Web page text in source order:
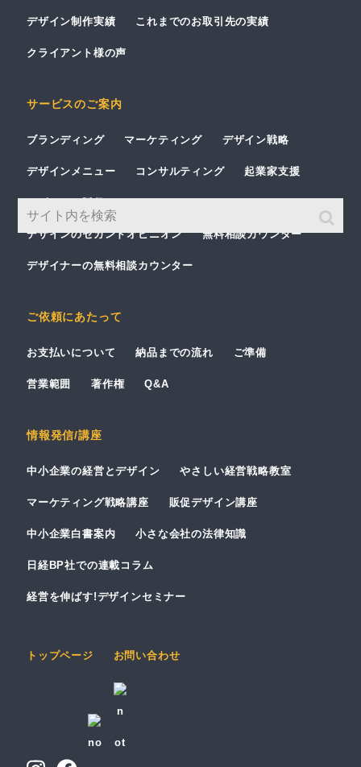
デザイン制作実績 これまでのお取引先の実績
クライアント様の声
サービスのご案内
ブランディング マーケティング デザイン戦略
デザインメニュー コンサルティング 起業家支援
デザインのセカンドオピニオン 無料相談カウンター
デザイナーの無料相談カウンター
ご依頼にあたって
お支払いについて 納品までの流れ ご準備
営業範囲 著作権 Q&A
情報発信/講座
中小企業の経営とデザイン やさしい経営戦略教室
マーケティング戦略講座 販促デザイン講座
中小企業白書案内 小さな会社の法律知識
日経BP社での連載コラム
経営を伸ばす!デザインセミナー
トップページ お問い合わせ